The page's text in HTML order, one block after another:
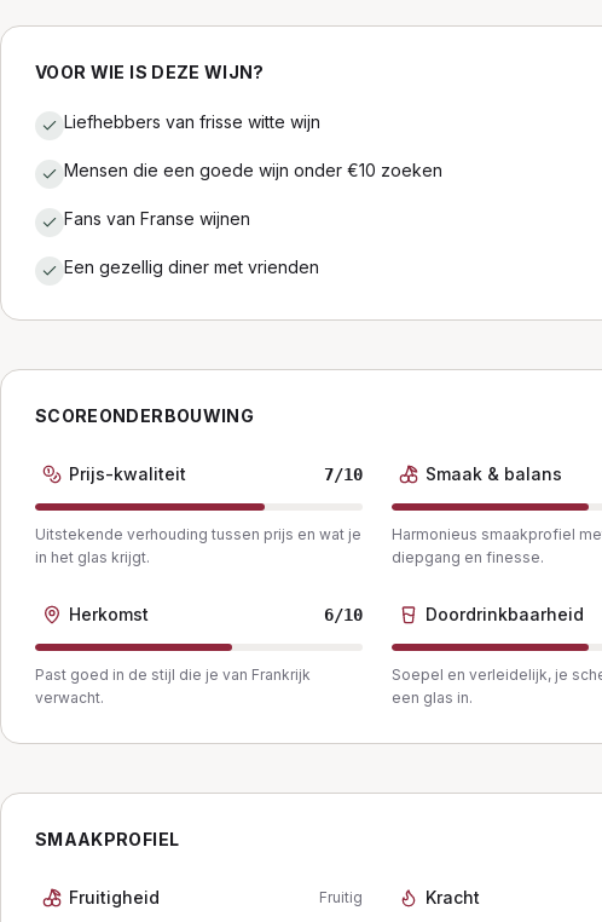
VOOR WIE IS DEZE WIJN?
Liefhebbers van frisse witte wijn
Mensen die een goede wijn onder €10 zoeken
Fans van Franse wijnen
Een gezellig diner met vrienden
SCOREONDERBOUWING
Prijs-kwaliteit 7/10
Uitstekende verhouding tussen prijs en wat je
in het glas krijgt.
Smaak & balans
Harmonieus smaakprofiel
diepgang en finesse.
Herkomst 6/10
Past goed in de stijl die je van Frankrijk
verwacht.
Doordrinkbaarheid
Soepel en verleidelijk, je
een glas in.
SMAAKPROFIEL
Fruitigheid Fruitig Kracht